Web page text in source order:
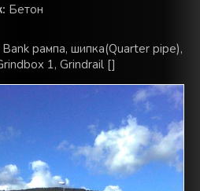
Бетон
Bank рампа, шипка(Quarter pipe),
1, Grindrail []